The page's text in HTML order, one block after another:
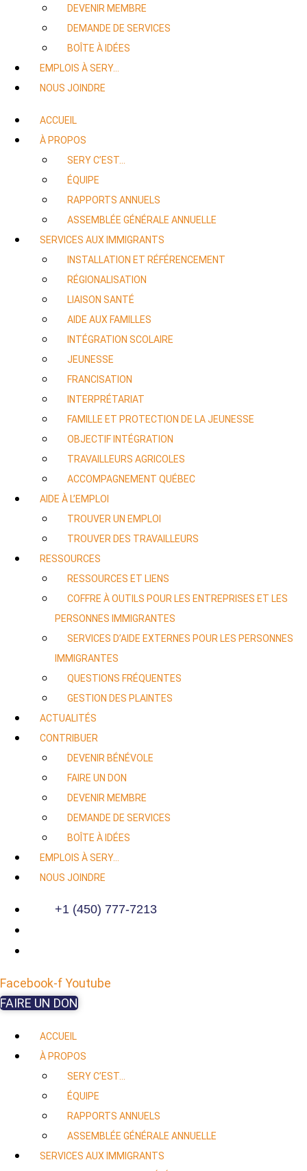
DEVENIR MEMBRE
DEMANDE DE SERVICES
BOÎTE À IDÉES
EMPLOIS À SERY…
NOUS JOINDRE
ACCUEIL
À PROPOS
SERY C’EST…
ÉQUIPE
RAPPORTS ANNUELS
ASSEMBLÉE GÉNÉRALE ANNUELLE
SERVICES AUX IMMIGRANTS
INSTALLATION ET RÉFÉRENCEMENT
RÉGIONALISATION
LIAISON SANTÉ
AIDE AUX FAMILLES
INTÉGRATION SCOLAIRE
JEUNESSE
FRANCISATION
INTERPRÉTARIAT
FAMILLE ET PROTECTION DE LA JEUNESSE
OBJECTIF INTÉGRATION
TRAVAILLEURS AGRICOLES
ACCOMPAGNEMENT QUÉBEC
AIDE À L’EMPLOI
TROUVER UN EMPLOI
TROUVER DES TRAVAILLEURS
RESSOURCES
RESSOURCES ET LIENS
COFFRE À OUTILS POUR LES ENTREPRISES ET LES
PERSONNES IMMIGRANTES
SERVICES D’AIDE EXTERNES POUR LES PERSONNES
IMMIGRANTES
QUESTIONS FRÉQUENTES
GESTION DES PLAINTES
ACTUALITÉS
CONTRIBUER
DEVENIR BÉNÉVOLE
FAIRE UN DON
DEVENIR MEMBRE
DEMANDE DE SERVICES
BOÎTE À IDÉES
EMPLOIS À SERY…
NOUS JOINDRE
+1 (450) 777-7213
Facebook-fYoutube
FAIRE UN DON
ACCUEIL
À PROPOS
SERY C’EST…
ÉQUIPE
RAPPORTS ANNUELS
ASSEMBLÉE GÉNÉRALE ANNUELLE
SERVICES AUX IMMIGRANTS